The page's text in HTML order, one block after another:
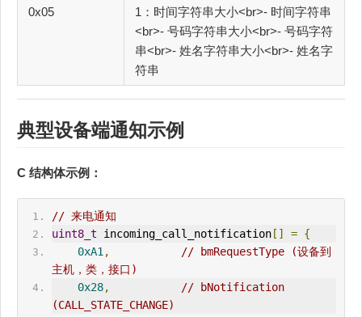
0x05
1：时间字符串大小<br>- 时间字符串
<br>- 号码字符串大小<br>- 号码字符
串<br>- 姓名字符串大小<br>- 姓名字
符串
典型设备端通知示例
C 结构体示例：
// 来电通知
uint8_t incoming_call_notification[] = {
0xA1 , // bmRequestType (设备到
主机，类，接口)
0x28,
// bNotification
(CALL_STATE_CHANGE)